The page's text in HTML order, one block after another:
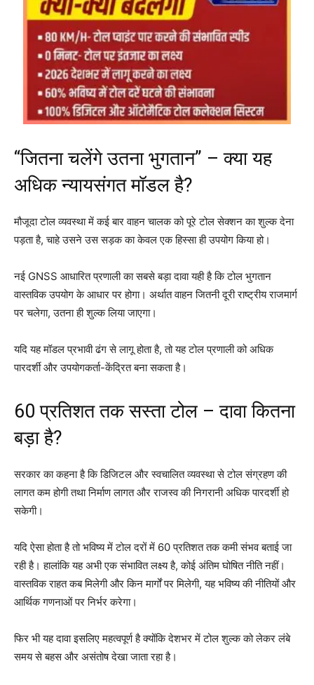
“जितना चलेंगे उतना भुगतान” – क्या यह
अधिक न्यायसंगत मॉडल है?
मौजूदा टोल व्यवस्था में कई बार वाहन चालक को पूरे टोल सेक्शन का शुल्क देना
पड़ता है, चाहे उसने उस सड़क का केवल एक हिस्सा ही उपयोग किया हो।
नई GNSS आधारित प्रणाली का सबसे बड़ा दावा यही है कि टोल भुगतान
वास्तविक उपयोग के आधार पर होगा। अर्थात वाहन जितनी दूरी राष्ट्रीय राजमार्ग
पर चलेगा, उतना ही शुल्क लिया जाएगा।
यदि यह मॉडल प्रभावी ढंग से लागू होता है, तो यह टोल प्रणाली को अधिक
पारदर्शी और उपयोगकर्ता-केंद्रित बना सकता है।
60 प्रतिशत तक सस्ता टोल – दावा कितना
बड़ा है?
सरकार का कहना है कि डिजिटल और स्वचालित व्यवस्था से टोल संग्रहण की
लागत कम होगी तथा निर्माण लागत और राजस्व की निगरानी अधिक पारदर्शी हो
सकेगी।
यदि ऐसा होता है तो भविष्य में टोल दरों में 60 प्रतिशत तक कमी संभव बताई जा
रही है। हालांकि यह अभी एक संभावित लक्ष्य है, कोई अंतिम घोषित नीति नहीं।
वास्तविक राहत कब मिलेगी और किन मार्गों पर मिलेगी, यह भविष्य की नीतियों और
आर्थिक गणनाओं पर निर्भर करेगा।
फिर भी यह दावा इसलिए महत्वपूर्ण है क्योंकि देशभर में टोल शुल्क को लेकर लंबे
समय से बहस और असंतोष देखा जाता रहा है।